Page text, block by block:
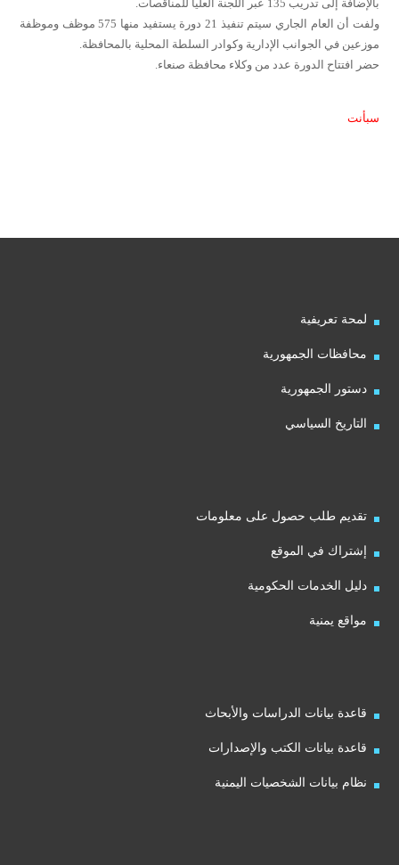
بالإضافة إلى تدريب 135 عبر اللجنة العليا للمناقصات.
ولفت أن العام الجاري سيتم تنفيذ 21 دورة يستفيد منها 575 موظف وموظفة
موزعين في الجوانب الإدارية وكوادر السلطة المحلية بالمحافظة.
حضر افتتاح الدورة عدد من وكلاء محافظة صنعاء.
سبأنت
لمحة تعريفية
محافظات الجمهورية
دستور الجمهورية
التاريخ السياسي
تقديم طلب حصول على معلومات
إشتراك في الموقع
دليل الخدمات الحكومية
مواقع يمنية
قاعدة بيانات الدراسات والأبحاث
قاعدة بيانات الكتب والإصدارات
نظام بيانات الشخصيات اليمنية